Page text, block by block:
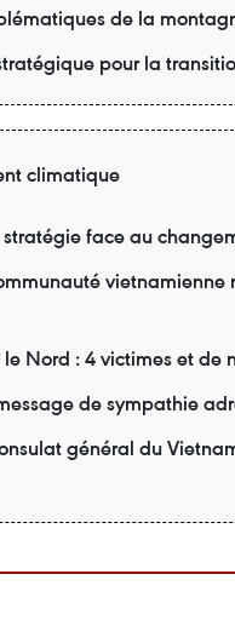
de la
pour la
climatique
stratégie face au
vietnamienne
le Nord : 4 victimes et
de sympathie
général du